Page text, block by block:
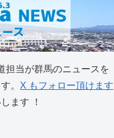
担当が群馬のニュースを
。 X もフォロー頂けます
ます ！